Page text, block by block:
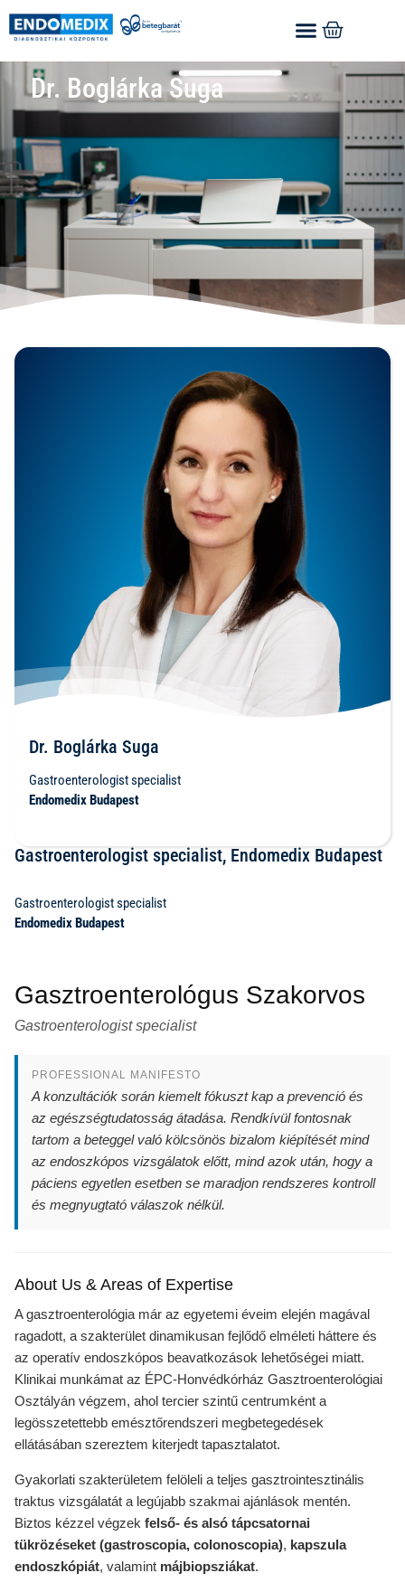
Dr. Boglárka Suga
Dr. Boglárka Suga
Gastroenterologist specialist
Endomedix Budapest
Gastroenterologist specialist, Endomedix Budapest
Gastroenterologist specialist
Endomedix Budapest
Gasztroenterológus Szakorvos
Gastroenterologist specialist
PROFESSIONAL MANIFESTO
A konzultációk során kiemelt fókuszt kap a prevenció és
az egészségtudatosság átadása. Rendkívül fontosnak
tartom a beteggel való kölcsönös bizalom kiépítését mind
az endoszkópos vizsgálatok előtt, mind azok után, hogy a
páciens egyetlen esetben se maradjon rendszeres kontroll
és megnyugtató válaszok nélkül.
About Us & Areas of Expertise
A gasztroenterológia már az egyetemi éveim elején magával
ragadott, a szakterület dinamikusan fejlődő elméleti háttere és
az operatív endoszkópos beavatkozások lehetőségei miatt.
Klinikai munkámat az ÉPC-Honvédkórház Gasztroenterológiai
Osztályán végzem, ahol tercier szintű centrumként a
legösszetettebb emésztőrendszeri megbetegedések
ellátásában szereztem kiterjedt tapasztalatot.
Gyakorlati szakterületem felöleli a teljes gasztrointesztinális
traktus vizsgálatát a legújabb szakmai ajánlások mentén.
Biztos kézzel végzek felső- és alsó tápcsatornai
tükrözéseket (gastroscopia, colonoscopia), kapszula
endoszkópiát, valamint májbiopsziákat.